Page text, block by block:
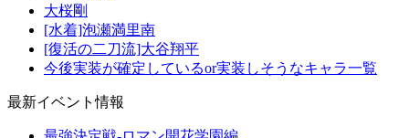
大桜剛
[水着]泡瀬満里南
[復活の二刀流]大谷翔平
今後実装が確定しているor実装しそうなキャラ一覧
最新イベント情報